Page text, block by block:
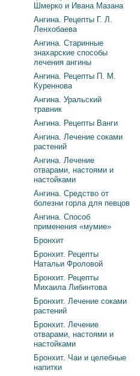
Шмерко и Ивана Мазана
Ангина. Рецепты Г. Л.
Ленхобаева
Ангина. Старинные
знахарские способы
лечения ангины
Ангина. Рецепты П. М.
Куреннова
Ангина. Уральский
травник
Ангина. Рецепты Ванги
Ангина. Лечение соками
растений
Ангина. Лечение
отварами, настоями и
настойками
Ангина. Средство от
болезни горла для певцов
Ангина. Способ
применения «мумие»
Бронхит
Бронхит. Рецепты
Натальи Фроловой
Бронхит. Рецепты
Михаила Либинтова
Бронхит. Лечение соками
растений
Бронхит. Лечение
отварами, настоями и
настойками
Бронхит. Чаи и целебные
напитки